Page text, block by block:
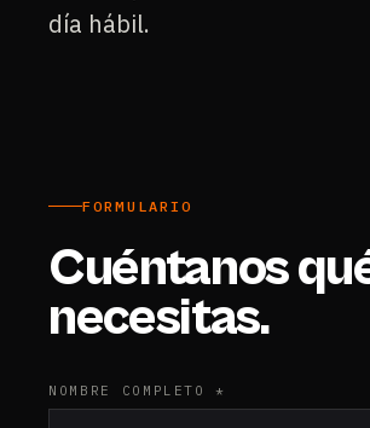
día hábil.
FORMULARIO
Cuéntanos
necesitas.
NOMBRE COMPLETO *